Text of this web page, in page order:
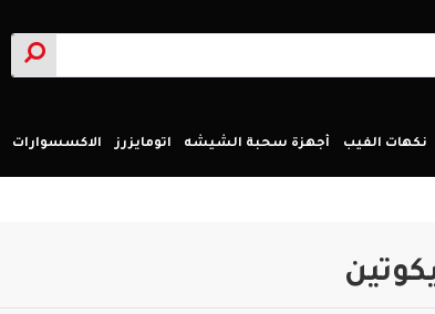
نكهات الفيب أجهزة سحبة الشيشه اتومايزرز الاكسسوارات